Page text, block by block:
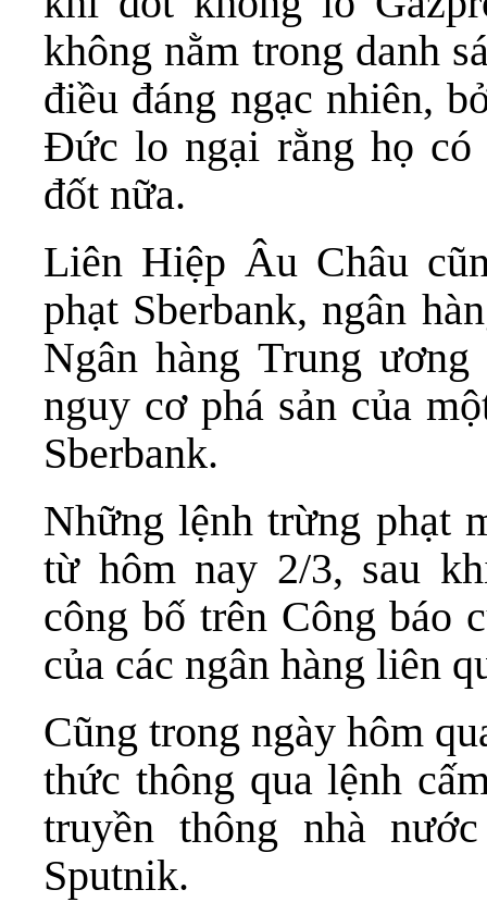
không nằm trong danh
điều đáng ngạc nhiên,
Đức lo ngại rằng họ có
đốt nữa.
Liên Hiệp Âu Châu
phạt Sberbank, ngân
Ngân hàng Trung
nguy cơ phá sản của
Sberbank.
Những lệnh trừng phạt
từ hôm nay 2/3, sau
công bố trên Công báo
của các ngân hàng liên
Cũng trong ngày hôm
thức thông qua lệnh
truyền thông nhà
Sputnik.